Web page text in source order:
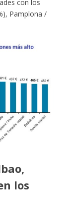
con los
Pamplona /
los